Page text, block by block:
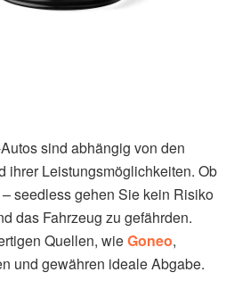
sind abhängig von den
ihrer Leistungsmöglichkeiten. Ob
seedless gehen Sie kein Risiko
das Fahrzeug zu gefährden.
Quellen, wieGoneo,
und gewähren ideale Abgabe.